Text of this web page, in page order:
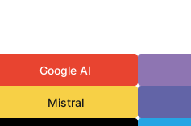
Google AI
Mistral